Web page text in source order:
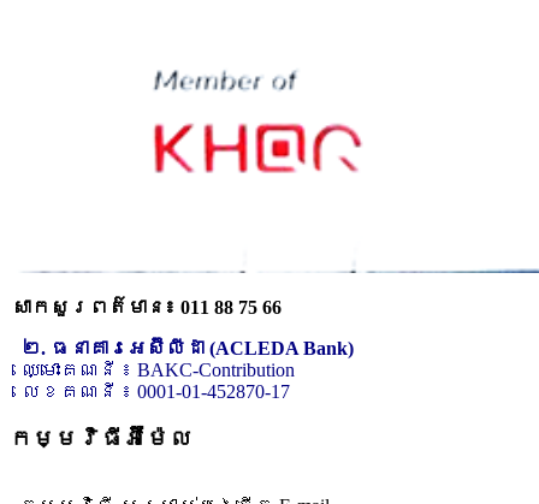
សាកសួរពត៌មាន៖ 011 88 75 66
២. ធនាគារអេស៊ីលីដា (ACLEDA Bank)
ឈ្មោះគណនី ៖ BAKC-Contribution
លេខគណនី ៖ 0001-01-452870-17
កម្មវិធីអ៊ីម៉ែល